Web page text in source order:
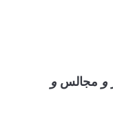
و مجالس و